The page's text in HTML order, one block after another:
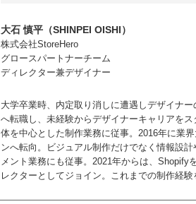
大石 慎平（SHINPEI OISHI）
株式会社StoreHero
グロースパートナーチーム
ディレクター兼デザイナー
大学卒業時、内定取り消しに遭遇しデザイナ
へ転職し、未経験からデザイナーキャリアを
体を中心とした制作業務に従事。2016年に業
ンへ転向。ビジュアル制作だけでなく情報設
メント業務にも従事。2021年からは、Shopify
レクターとしてジョイン。これまでの制作経